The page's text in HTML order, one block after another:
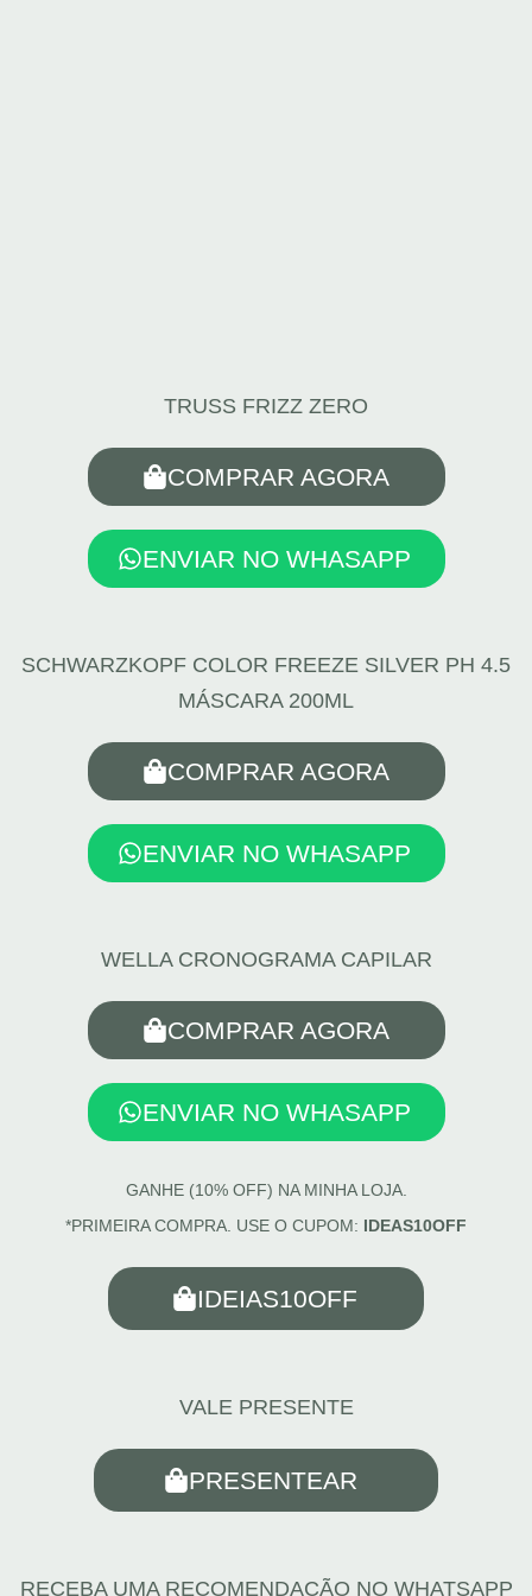
TRUSS FRIZZ ZERO
COMPRAR AGORA
ENVIAR NO WHASAPP
SCHWARZKOPF COLOR FREEZE SILVER PH 4.5
MÁSCARA 200ML
COMPRAR AGORA
ENVIAR NO WHASAPP
WELLA CRONOGRAMA CAPILAR
COMPRAR AGORA
ENVIAR NO WHASAPP
GANHE (10% OFF) NA MINHA LOJA.
*PRIMEIRA COMPRA. USE O CUPOM: IDEAS10OFF
IDEIAS10OFF
VALE PRESENTE
PRESENTEAR
RECEBA UMA RECOMENDAÇÃO NO WHATSAPP